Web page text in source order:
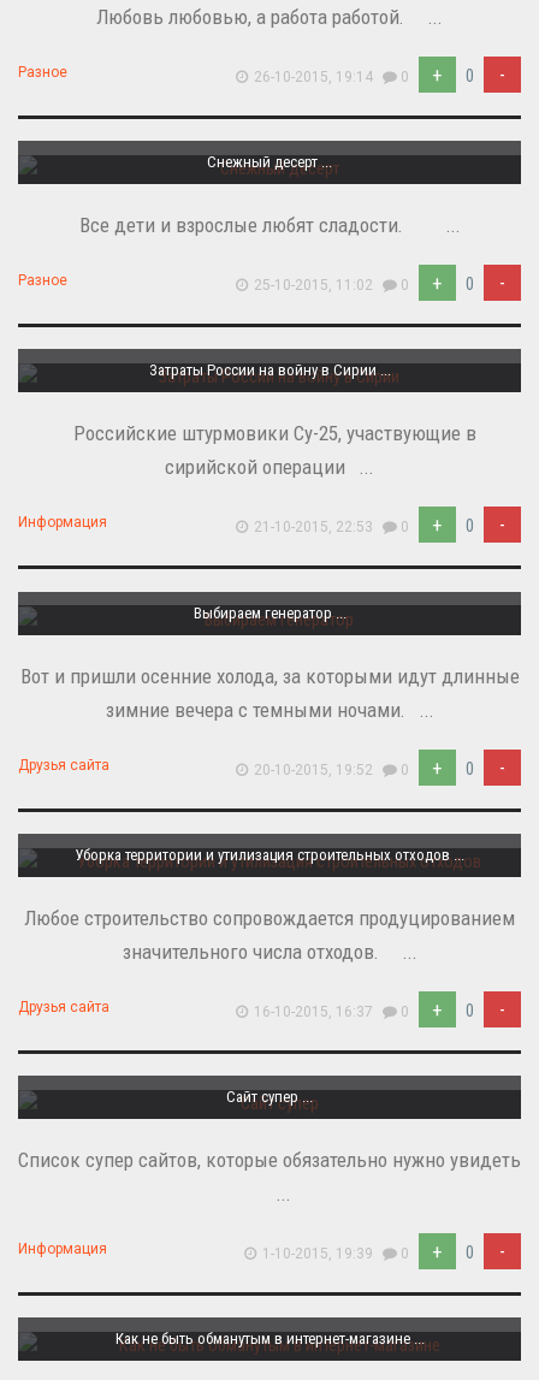
Любовь любовью, а работа работой. ...
Разное 26-10-2015, 19:14 0 + 0 -
Снежный десерт ...
Все дети и взрослые любят сладости. ...
Разное 25-10-2015, 11:02 0 + 0 -
Затраты России на войну в Сирии ...
Российские штурмовики Су-25, участвующие в
сирийской операции ...
Информация 21-10-2015, 22:53 0 + 0 -
Выбираем генератор ...
Вот и пришли осенние холода, за которыми идут длинные
зимние вечера с темными ночами. ...
Друзья сайта 20-10-2015, 19:52 0 + 0 -
Уборка территории и утилизация строительных отходов ...
Любое строительство сопровождается продуцированием
значительного числа отходов. ...
Друзья сайта 16-10-2015, 16:37 0 + 0 -
Сайт супер ...
Список супер сайтов, которые обязательно нужно увидеть
...
Информация 1-10-2015, 19:39 0 + 0 -
Как не быть обманутым в интернет-магазине ...